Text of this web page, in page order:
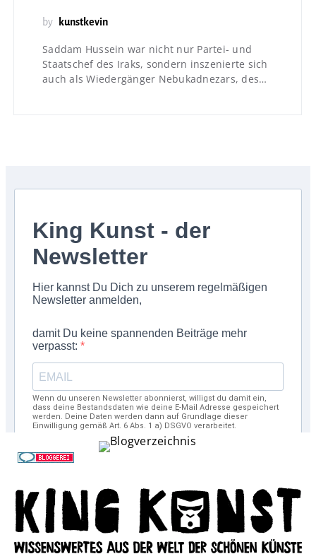
by kunstkevin
Saddam Hussein war nicht nur Partei- und
Staatschef des Iraks, sondern inszenierte sich
auch als Wiedergänger Nebukadnezars, des…